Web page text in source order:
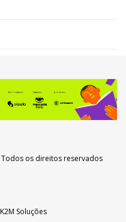
os direitos reservados
K2M Soluções